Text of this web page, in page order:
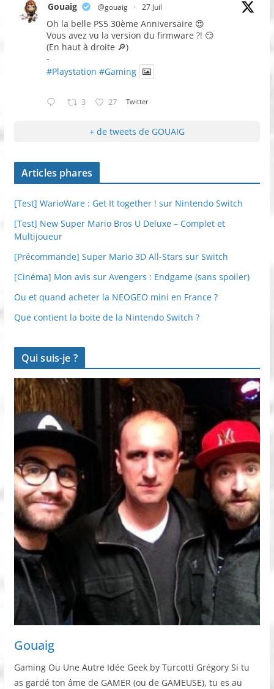
Gouaig @gouaig · 27 Juil
Oh la belle PS5 30ème Anniversaire 😍
Vous avez vu la version du firmware ?! 😏
(En haut à droite 🔎)
-
#Playstation #Gaming
3 27 Twitter
+ de tweets de GOUAIG
Articles phares
[Test] WarioWare : Get It together ! sur Nintendo Switch
[Test] New Super Mario Bros U Deluxe – Complet et
Multijoueur
[Précommande] Super Mario 3D All-Stars sur Switch
[Cinéma] Mon avis sur Avengers : Endgame (sans spoiler)
Ou et quand acheter la NEOGEO mini en France ?
Que contient la boite de la Nintendo Switch ?
Qui suis-je ?
Gouaig
Gaming Ou Une Autre Idée Geek by Turcotti Grégory Si tu
as gardé ton âme de GAMER (ou de GAMEUSE), tu es au